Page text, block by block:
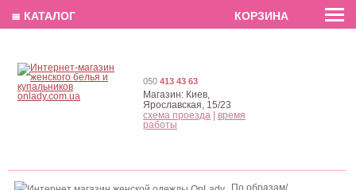
EN РУС
По образам/
050 413 43 63
Магазин: Киев,
Ярославская, 15/23
схема проезда
время
работы
≣ КАТАЛОГ КОРЗИНА